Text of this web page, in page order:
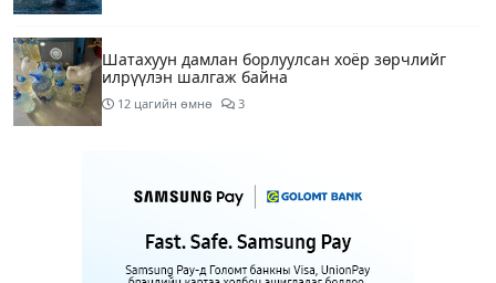
Шатахуун дамлан борлуулсан хоёр зөрчлийг
илрүүлэн шалгаж байна
12 цагийн өмнө 3
урьдчилсан төлөв
Шатахуун дамлаж байгаа асуудалд ТЕГ-аас